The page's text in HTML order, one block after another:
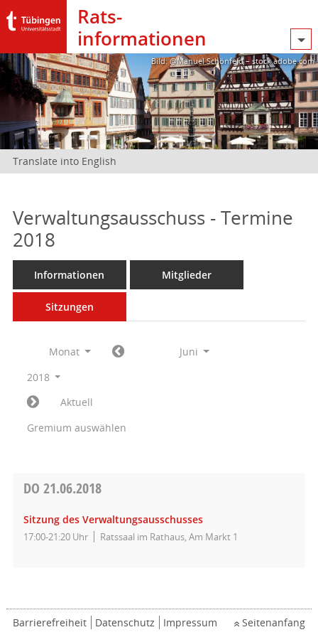
Rats­
informationen
Bild: @Manuel Schönfeld – stock.adobe.com
Translate into English
Verwaltungsausschuss - Termine
2018
Informationen Mitglieder
Sitzungen
Monat
Juni
2018
Aktuell
Gremium auswählen
DO 21.06.2018
Sitzung des Verwaltungsausschusses
17:00-21:20 Uhr Ratssaal im Rathaus, Am Markt 1
Barrierefreiheit Datenschutz Impressum Seitenanfang